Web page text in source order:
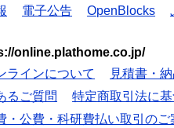
電子公告 OpenBlocks
online.plathome.co.jp/
ラインについて
見積書・
るご質問
特定商取引法に
・公費・科研費払い取引のご